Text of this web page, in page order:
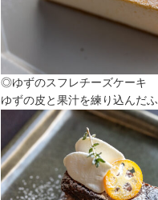
◎ゆずのスフレチーズケーキ
ゆずの皮と果汁を練り込んだ